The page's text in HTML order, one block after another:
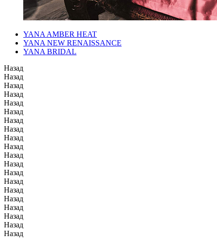
YANA AMBER HEAT
YANA NEW RENAISSANCE
YANA BRIDAL
Назад
Назад
Назад
Назад
Назад
Назад
Назад
Назад
Назад
Назад
Назад
Назад
Назад
Назад
Назад
Назад
Назад
Назад
Назад
Назад